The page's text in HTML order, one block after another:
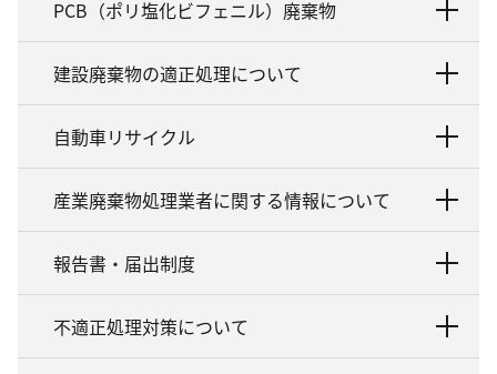
PCB（ポリ塩化ビフェニル）廃棄物
建設廃棄物の適正処理について
自動車リサイクル
産業廃棄物処理業者に関する情報について
報告書・届出制度
不適正処理対策について